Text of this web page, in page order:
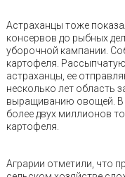
Астраханцы тоже
консервов до рыбных
уборочной кампании.
картофеля.
астраханцы, ее
несколько лет область
выращиванию овощей. В
более двух миллионов
картофеля.
Аграрии отметили, что